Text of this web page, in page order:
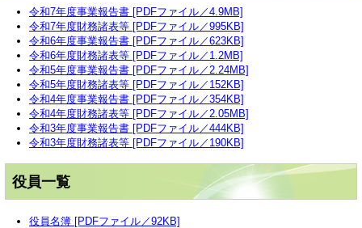
令和7年度事業報告書 [PDFファイル／4.9MB]
令和7年度財務諸表等 [PDFファイル／995KB]
令和6年度事業報告書 [PDFファイル／623KB]
令和6年度財務諸表等 [PDFファイル／1.2MB]
令和5年度事業報告書 [PDFファイル／2.24MB]
令和5年度財務諸表等 [PDFファイル／152KB]
令和4年度事業報告書 [PDFファイル／354KB]
令和4年度財務諸表等 [PDFファイル／2.05MB]
令和3年度事業報告書 [PDFファイル／444KB]
令和3年度財務諸表等 [PDFファイル／190KB]
役員一覧
役員名簿 [PDFファイル／92KB]